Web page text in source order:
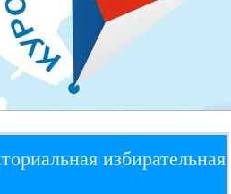
избирательная